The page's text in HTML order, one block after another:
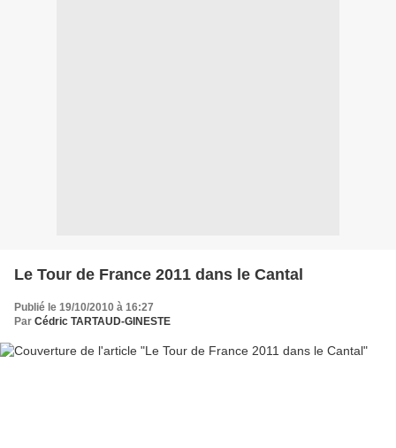
Le Tour de France 2011 dans le Cantal
Publié le 19/10/2010 à 16:27
Par Cédric TARTAUD-GINESTE